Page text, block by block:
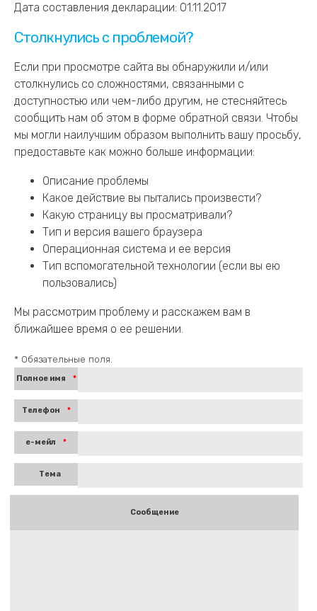
Дата составления декларации: 01.11.2017
Столкнулись с проблемой?
Если при просмотре сайта вы обнаружили и/или
столкнулись со сложностями, связанными с
доступностью или чем-либо другим, не стесняйтесь
сообщить нам об этом в форме обратной связи. Чтобы
мы могли наилучшим образом выполнить вашу просьбу,
предоставьте как можно больше информации:
Описание проблемы
Какое действие вы пытались произвести?
Какую страницу вы просматривали?
Тип и версия вашего браузера
Операционная система и ее версия
Тип вспомогательной технологии (если вы ею
пользовались)
Мы рассмотрим проблему и расскажем вам в
ближайшее время о ее решении.
* Обязательные поля.
Полное имя *
Телефон *
е-мейл *
Тема
Сообщение